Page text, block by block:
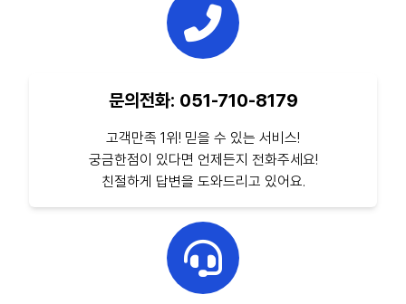
문의전화: 051-710-8179
고객만족 1위! 믿을 수 있는 서비스!
궁금한점이 있다면 언제든지 전화주세요!
친절하게 답변을 도와드리고 있어요.